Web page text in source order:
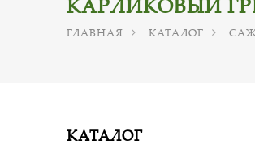
КАРЛИКОВЫЙ
ГЛАВНАЯ КАТАЛОГ
КАТАЛОГ